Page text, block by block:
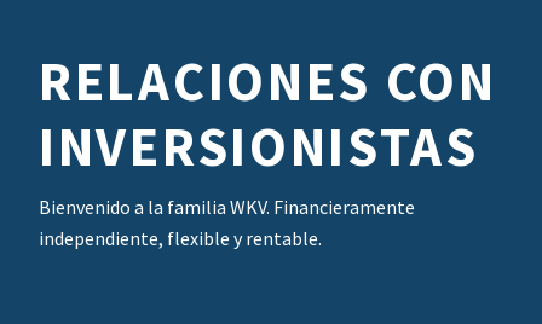
RELACIONES CON
INVERSIONISTAS
Bienvenido a la familia WKV. Financieramente
independiente, flexible y rentable.